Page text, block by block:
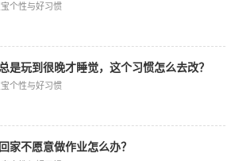
宝个性与好习惯
是玩到很晚才睡觉，这个习惯怎么去改？
宝个性与好习惯
家不愿意做作业怎么办？